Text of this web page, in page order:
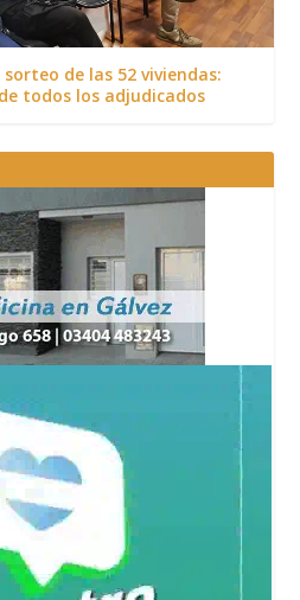
de las 52 viviendas:
todos los adjudicados